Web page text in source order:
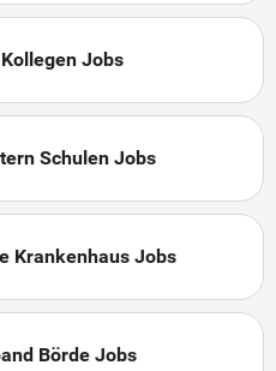
Jobs
Schulen Jobs
Krankenhaus Jobs
Börde Jobs